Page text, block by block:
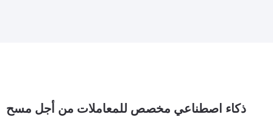
ذكاء اصطناعي مخصص للمعاملات من أجل مسح